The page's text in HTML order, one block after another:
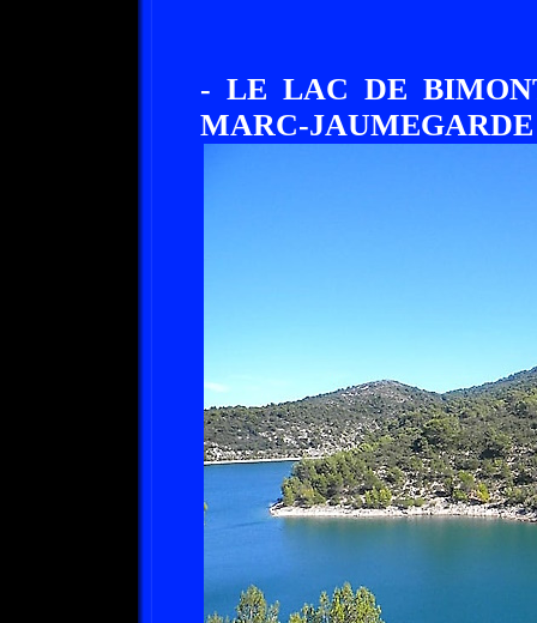
- LE LAC DE
MARC-JAUMEGARDE